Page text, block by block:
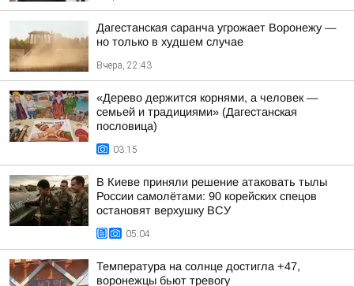
Дагестанская саранча угрожает Воронежу —
но только в худшем случае
Вчера, 22:43
«Дерево держится корнями, а человек —
семьей и традициями» (Дагестанская
пословица)
03:15
В Киеве приняли решение атаковать тылы
России самолётами: 90 корейских спецов
остановят верхушку ВСУ
05:04
Температура на солнце достигла +47,
воронежцы бьют тревогу